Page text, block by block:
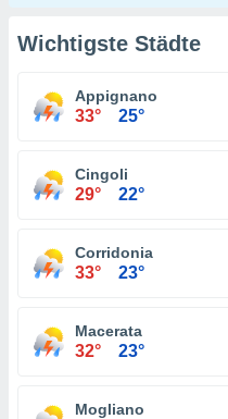
Wichtigste Städte
Appignano
33° 25°
Cingoli
29° 22°
Corridonia
33° 23°
Macerata
32° 23°
Mogliano